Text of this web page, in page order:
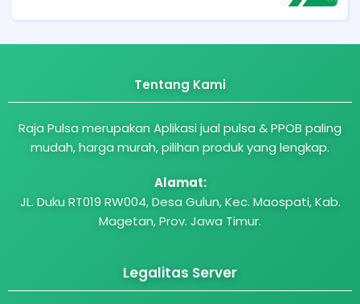
Tentang Kami
Raja Pulsa merupakan Aplikasi jual pulsa & PPOB paling
mudah, harga murah, pilihan produk yang lengkap.
Alamat:
JL. Duku RT019 RW004, Desa Gulun, Kec. Maospati, Kab.
Magetan, Prov. Jawa Timur.
Legalitas Server